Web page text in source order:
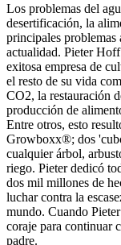
Los problemas del
desertificación, la
principales problemas
actualidad. Pieter
exitosa empresa de
el resto de su vida
CO2, la restauración
producción de
Entre otros, esto
Growboxx®; dos
cualquier árbol,
riego. Pieter dedicó
dos mil millones de
luchar contra la
mundo. Cuando
coraje para continuar
padre.